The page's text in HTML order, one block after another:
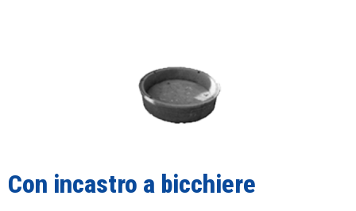
Con incastro a bicchiere